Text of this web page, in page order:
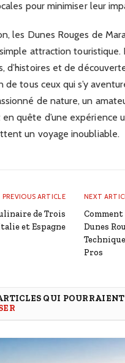
pour minimiser leur
les Dunes Rouges de
simple attraction
d’histoires et de
de tous ceux qui s’y
de nature, un
quête d’une expérience
un voyage inoubliable.
PREVIOUS ARTICLE
de Trois
et Espagne
NEXT
Dunes
Pros
QUI POURRAIENT